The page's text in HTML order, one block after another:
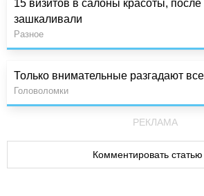
15 визитов в салоны красоты,
зашкаливали
Разное
Только внимательные разгадают
Головоломки
РЕКЛАМА
Комментировать